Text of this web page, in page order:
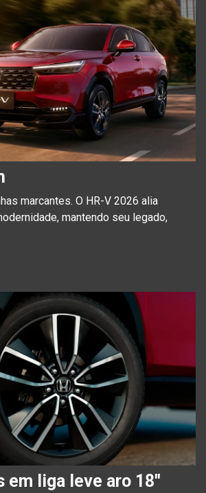
marcantes. O HR-V 2026 alia
mantendo seu legado,
em liga leve aro 18''